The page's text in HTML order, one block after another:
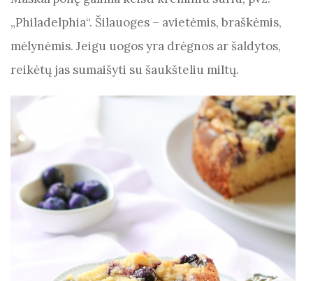
„Philadelphia“. Šilauoges – avietėmis, braškėmis,
mėlynėmis. Jeigu uogos yra drėgnos ar šaldytos,
reikėtų jas sumaišyti su šaukšteliu miltų.